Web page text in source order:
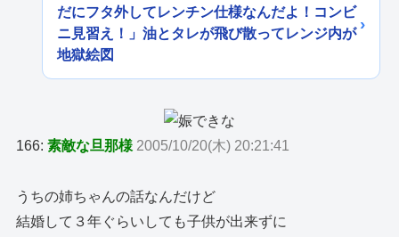
だにフタ外してレンチン仕様なんだよ！コンビ
ニ見習え！」油とタレが飛び散ってレンジ内が
地獄絵図
166:素敵な旦那様 2005/10/20(木) 20:21:41
うちの姉ちゃんの話なんだけど
結婚して３年ぐらいしても子供が出来ずに